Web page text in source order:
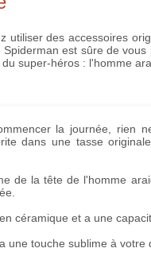
utiliser des accessoires
Spiderman est sûre de
super-héros : l'homme
la journée, rien
dans une tasse original
de la tête de l'homme
céramique et a une
une touche sublime à votre